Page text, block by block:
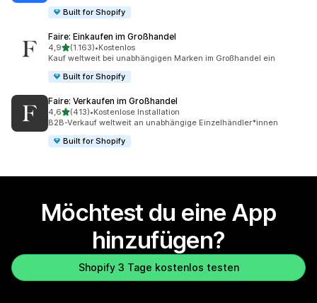
Built for Shopify
Faire: Einkaufen im Großhandel
4,9von 5 Sternen
(1.163)
1163 Rezensionen insgesamt
•Kostenlos
Kauf weltweit bei unabhängigen Marken im Großhandel ein
Built for Shopify
Faire: Verkaufen im Großhandel
4,6von 5 Sternen
(413)
413 Rezensionen insgesamt
•Kostenlose Installation
B2B-Verkauf weltweit an unabhängige Einzelhändler*innen
Built for Shopify
Möchtest du eine App
hinzufügen?
Shopify 3 Tage kostenlos testen